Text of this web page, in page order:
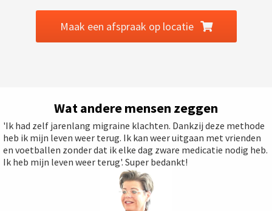
Maak een afspraak op locatie
Wat andere mensen zeggen
'Ik had zelf jarenlang migraine klachten. Dankzij deze methode
heb ik mijn leven weer terug. Ik kan weer uitgaan met vrienden
en voetballen zonder dat ik elke dag zware medicatie nodig heb.
Ik heb mijn leven weer terug'. Super bedankt!